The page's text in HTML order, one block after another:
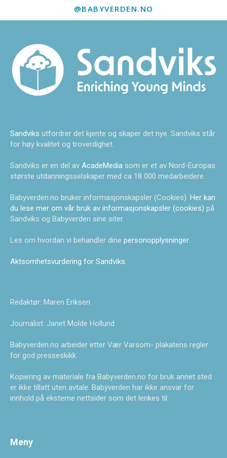
@BABYVERDEN.NO
Sandviks utfordrer det kjente og skaper det nye. Sandviks står
for høy kvalitet og troverdighet.
Sandviks er en del av AcadeMedia som er et av Nord-Europas
største utdanningsselskaper med ca 18 000 medarbeidere.
Babyverden.no bruker informasjonskapsler (Cookies). Her kan
du lese mer om vår bruk av informasjonskapsler (cookies) på
Sandviks og Babyverden sine siter.
Les om hvordan vi behandler dine personopplysninger.
Aktsomhetsvurdering for Sandviks.
Redaktør: Maren Eriksen
Journalist: Janet Molde Hollund
Babyverden.no arbeider etter Vær Varsom- plakatens regler
for god presseskikk.
Kopiering av materiale fra Babyverden.no for bruk annet sted
er ikke tillatt uten avtale. Babyverden har ikke ansvar for
innhold på eksterne nettsider som det lenkes til.
Meny